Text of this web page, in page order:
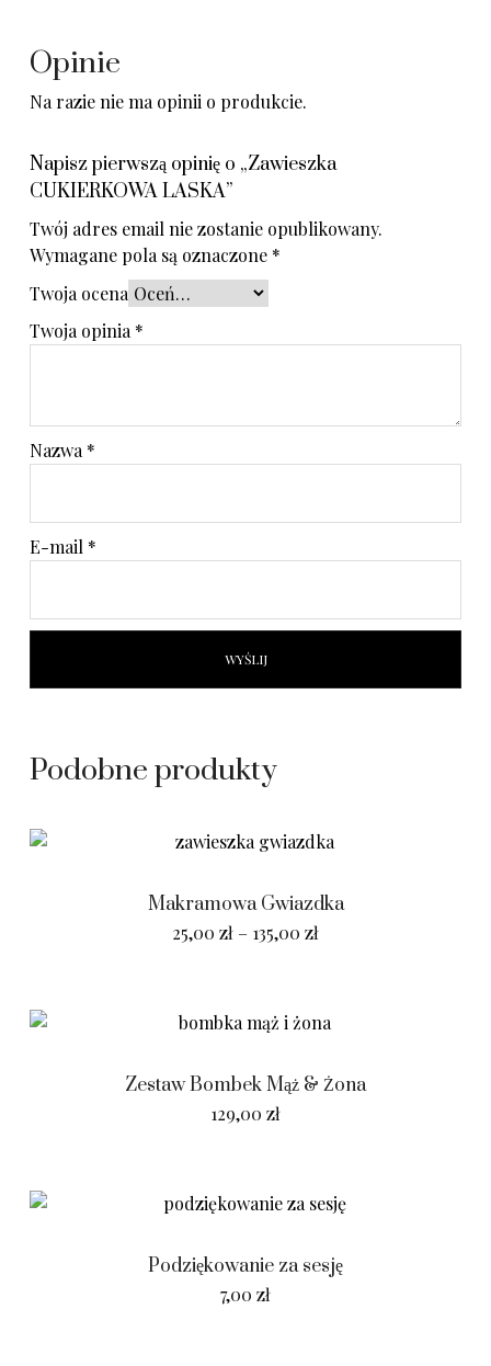
Opinie
Na razie nie ma opinii o produkcie.
Napisz pierwszą opinię o „Zawieszka
CUKIERKOWA LASKA”
Twój adres email nie zostanie opublikowany.
Wymagane pola są oznaczone *
Twoja ocena
Twoja opinia *
Nazwa *
E-mail *
Podobne produkty
Makramowa Gwiazdka
25,00 zł – 135,00 zł
Zestaw Bombek Mąż & Żona
129,00 zł
Podziękowanie za sesję
7,00 zł